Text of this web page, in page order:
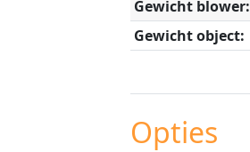
Gewicht blower:
Gewicht object:
Opties